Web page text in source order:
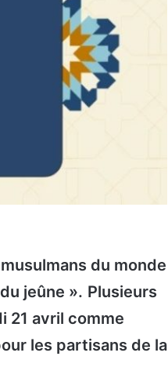
du monde
jeûne ». Plusieurs
21 avril comme
les partisans de la